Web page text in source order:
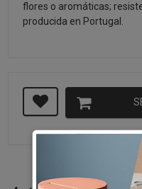
flores o aromáticas;
producida en Portugal.